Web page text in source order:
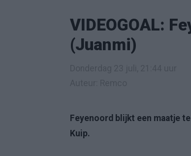
VIDEOGOAL:
(Juanmi)
Feyenoord blijkt een maatje
Kuip.